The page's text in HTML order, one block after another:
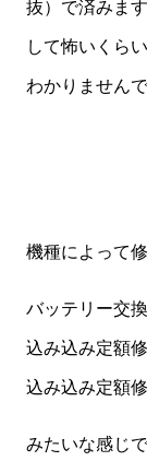
抜）で済みま
して怖いくら
わかりませんで
機種によって
バッテリー交
込み込み定額
込み込み定額
みたいな感じ